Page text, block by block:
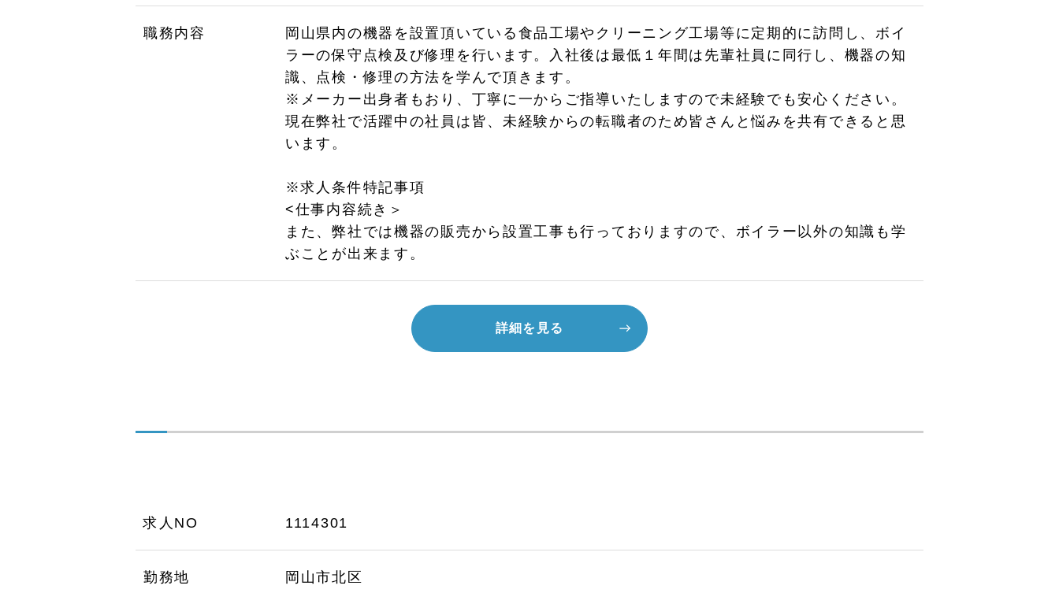
職務内容
岡山県内の機器を設置頂いている食品工場やクリーニング工場等に定期的に訪問し、ボイ
ラーの保守点検及び修理を行います。入社後は最低１年間は先輩社員に同行し、機器の知
識、点検・修理の方法を学んで頂きます。
※メーカー出身者もおり、丁寧に一からご指導いたしますので未経験でも安心ください。
現在弊社で活躍中の社員は皆、未経験からの転職者のため皆さんと悩みを共有できると思
います。
※求人条件特記事項
<仕事内容続き＞
また、弊社では機器の販売から設置工事も行っておりますので、ボイラー以外の知識も学
ぶことが出来ます。
詳細を見る
求人NO 1114301
勤務地 岡山市北区